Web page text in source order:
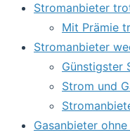
Stromanbieter
Mit Prämie
Stromanbieter
Günstigster
Strom und
Gasanbieter